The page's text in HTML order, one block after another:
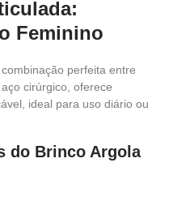
Feminino
perfeita entre
cirúrgico, oferece
ideal para uso diário ou
do Brinco Argola